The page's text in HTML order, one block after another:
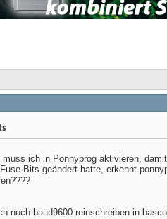
ich in Ponnyprog aktivieren,
Bits geändert hatte, erkennt
noch baud9600 reinschreiben in